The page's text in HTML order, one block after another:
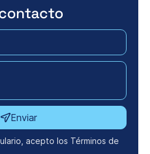
Enviar
acepto los Términos de